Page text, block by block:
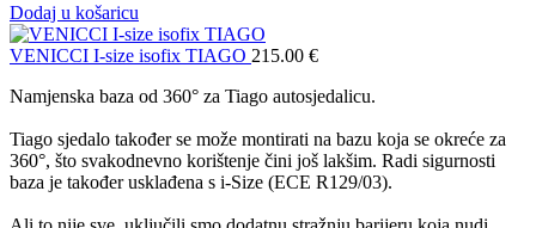
Dodaj u košaricu
VENICCI I-size isofix TIAGO 215.00 €
Namjenska baza od 360° za Tiago autosjedalicu.
Tiago sjedalo također se može montirati na bazu koja se okreće za
360°, što svakodnevno korištenje čini još lakšim. Radi sigurnosti
baza je također usklađena s i-Size (ECE R129/03).